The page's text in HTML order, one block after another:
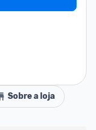
Sobre a loja